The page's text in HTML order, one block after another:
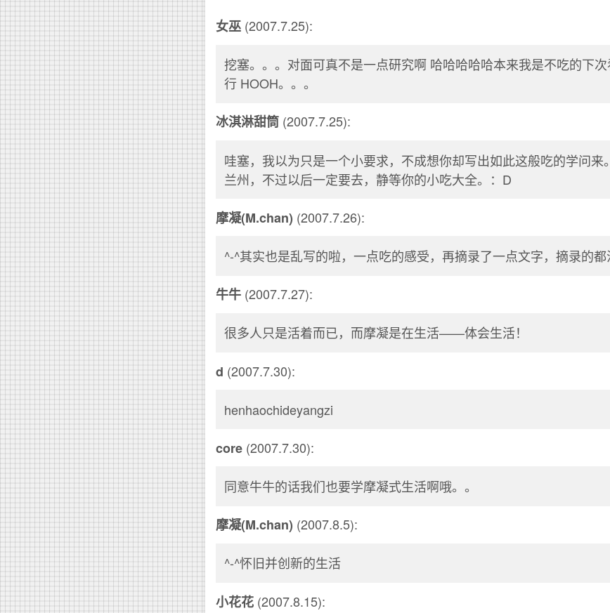
女巫 (2007.7.25):
挖塞。。。对面可真不是一点研究啊 哈哈哈哈哈本来我是不吃的下
行 HOOH。。。
冰淇淋甜筒 (2007.7.25):
哇塞，我以为只是一个小要求，不成想你却写出如此这般吃的学问来
兰州，不过以后一定要去，静等你的小吃大全。：D
摩凝(M.chan) (2007.7.26):
^-^其实也是乱写的啦，一点吃的感受，再摘录了一点文字，摘录的都
牛牛 (2007.7.27):
很多人只是活着而已，而摩凝是在生活——体会生活！
d (2007.7.30):
henhaochideyangzi
core (2007.7.30):
同意牛牛的话我们也要学摩凝式生活啊哦。。
摩凝(M.chan) (2007.8.5):
^-^怀旧并创新的生活
小花花 (2007.8.15):